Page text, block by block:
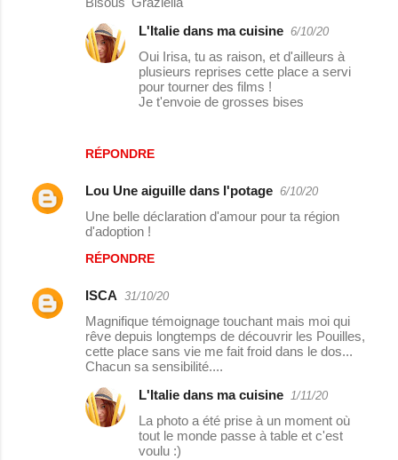
RÉPONDRE
L'Italie dans ma cuisine 6/10/20
Oui Irisa, tu as raison, et d'ailleurs à
plusieurs reprises cette place a servi
pour tourner des films !
Je t'envoie de grosses bises
Lou Une aiguille dans l'potage 6/10/20
Une belle déclaration d'amour pour ta région
d'adoption !
RÉPONDRE
ISCA 31/10/20
Magnifique témoignage touchant mais moi qui
rêve depuis longtemps de découvrir les Pouilles,
cette place sans vie me fait froid dans le dos...
Chacun sa sensibilité....
L'Italie dans ma cuisine 1/11/20
La photo a été prise à un moment où
tout le monde passe à table et c'est
voulu :)